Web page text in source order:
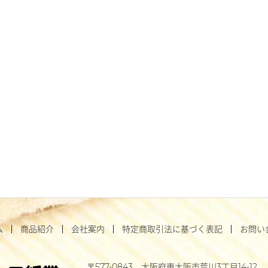
商品紹介 会社案内 特定商取引法に基づく表記 お問い